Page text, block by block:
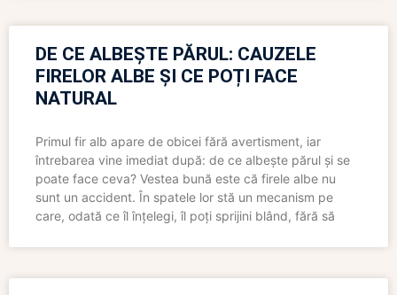
DE CE ALBEȘTE PĂRUL: CAUZELE
FIRELOR ALBE ȘI CE POȚI FACE
NATURAL
Primul fir alb apare de obicei fără avertisment, iar
întrebarea vine imediat după: de ce albește părul și se
poate face ceva? Vestea bună este că firele albe nu
sunt un accident. În spatele lor stă un mecanism pe
care, odată ce îl înțelegi, îl poți sprijini blând, fără să